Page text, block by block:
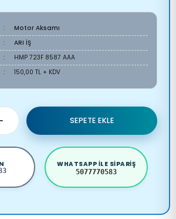
Motor Aksamı
ARI İŞ
HMP 723F 8587 AAA
150,00 TL + KDV
SEPETE EKLE
WHATSAPP ILE SIPARIŞ
5077770583